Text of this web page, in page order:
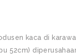
kaca di
52cm)